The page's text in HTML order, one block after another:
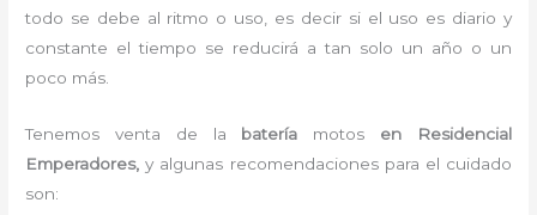
todo se debe al ritmo o uso, es decir si el uso es diario y
constante el tiempo se reducirá a tan solo un año o un
poco más.
Tenemos venta de la batería motos en Residencial
Emperadores,y algunas recomendaciones para el cuidado
son: